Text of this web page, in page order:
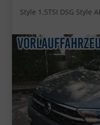
Style 1.5TSI DSG Style